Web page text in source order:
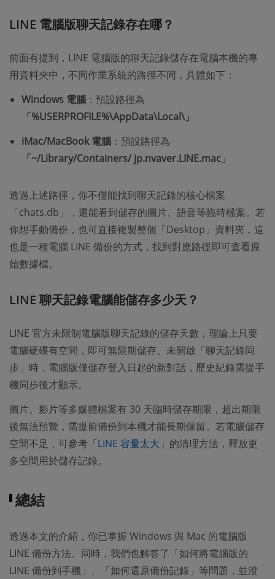
LINE 電腦版聊天記錄存在哪？
前面有提到，LINE 電腦版的聊天記錄儲存在電腦本機的專
用資料夾中，不同作業系統的路徑不同，具體如下：
Windows 電腦 ：預設路徑為
「%USERPROFILE%\AppData\Local\」
iMac/MacBook 電腦 ：預設路徑為
「~/Library/Containers/ jp.nvaver.LINE.mac」
透過上述路徑，你不僅能找到聊天記錄的核心檔案
「chats.db」，還能看到儲存的圖片、語音等臨時檔案。若
你想手動備份，也可直接複製整個「Desktop」資料夾，這
也是一種電腦 LINE 備份的方式，找到對應路徑即可查看原
始數據檔。
LINE 聊天記錄電腦能儲存多少天？
LINE 官方未限制電腦版聊天記錄的儲存天數，理論上只要
電腦硬碟有空間，即可無限期儲存。未開啟「聊天記錄同
步」時，電腦版僅儲存登入日起的新對話，歷史紀錄需從手
機同步後才顯示。
圖片、影片等多媒體檔案有 30 天臨時儲存期限，超出期限
後無法預覽，需提前備份到本機才能長期保留。若電腦儲存
空間不足，可參考「LINE 容量太大 」的清理方法，釋放更
多空間用於儲存記錄。
總結
透過本文的介紹，你已掌握 Windows 與 Mac 的電腦版
LINE 備份方法。同時，我們也解答了「如何將電腦版的
LINE 備份到手機」、「如何還原備份記錄」等問題，並澄